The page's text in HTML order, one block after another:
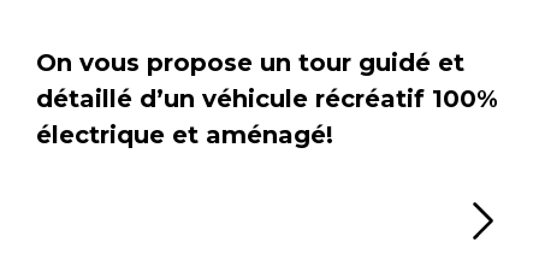
On vous propose un tour guidé et
détaillé d’un véhicule récréatif 100%
électrique et aménagé!